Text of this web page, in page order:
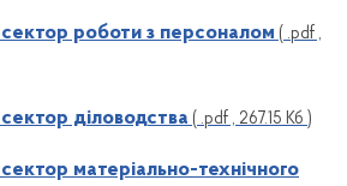
роботи з персоналом ( .pdf ,
діловодства ( .pdf , 267.15 Кб )
матеріально-технічного